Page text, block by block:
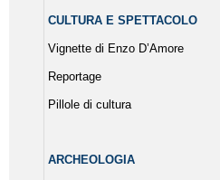
CULTURA E SPETTACOLO
Vignette di Enzo D’Amore
Reportage
Pillole di cultura
ARCHEOLOGIA